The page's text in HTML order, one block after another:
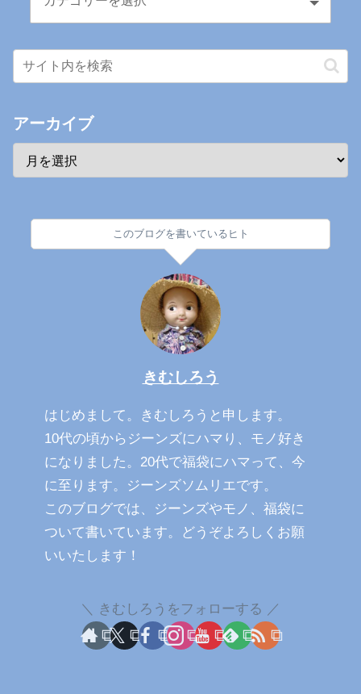
アーカイブ
このブログを書いているヒト
きむしろう
はじめまして。きむしろうと申します。
10代の頃からジーンズにハマり、モノ好き
になりました。20代で福袋にハマって、今
に至ります。ジーンズソムリエです。
このブログでは、ジーンズやモノ、福袋に
ついて書いています。どうぞよろしくお願
いいたします！
きむしろうをフォローする